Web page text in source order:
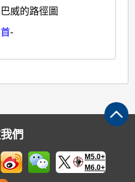
威的路徑圖
-
們
M5.0+
M6.0+